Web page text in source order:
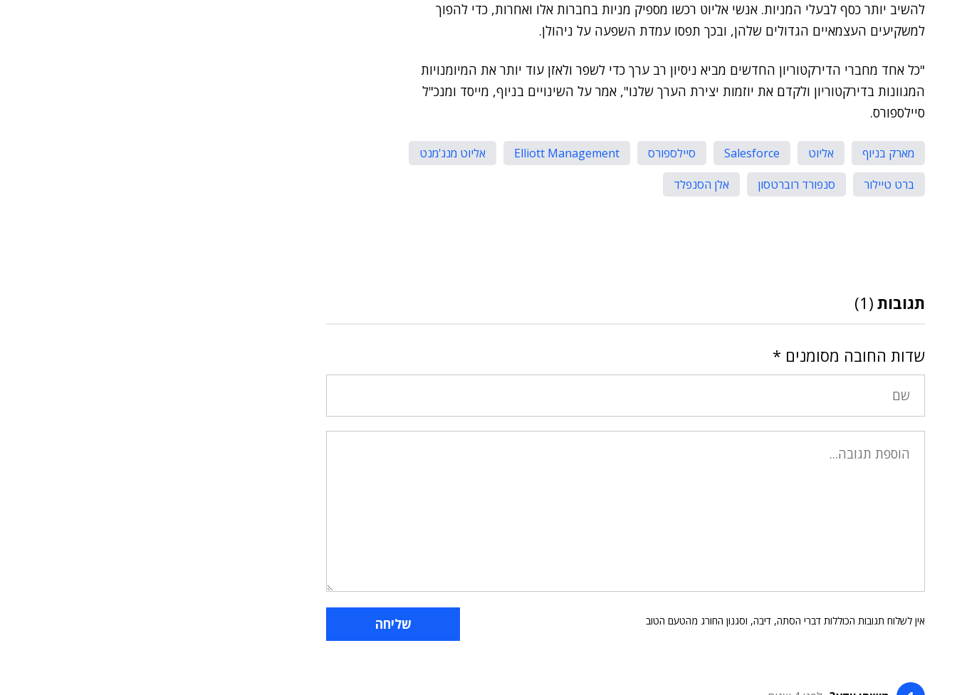
להשיב יותר כסף לבעלי המניות. אנשי אליוט רכשו מספיק מניות בחברות אלו ואחרות, כדי להפוך
למשקיעים העצמאיים הגדולים שלהן, ובכך תפסו עמדת השפעה על ניהולן.
"כל אחד מחברי הדירקטוריון החדשים מביא ניסיון רב ערך כדי לשפר ולאזן עוד יותר את המיומנויות
המגוונות בדירקטוריון ולקדם את יוזמות יצירת הערך שלנו", אמר על השינויים בניוף, מייסד ומנכ"ל
סיילספורס.
מארק בניוף אליוט Salesforce סיילספורס Elliott Management
אליוט מנג'מנט
ברט טיילור
סנפורד רוברטסון אלן הסנפלד
תגובות (1)
שדות החובה מסומנים *
אין לשלוח תגובות הכוללות דברי הסתה, דיבה, וסגנון החורג מהטעם הטוב